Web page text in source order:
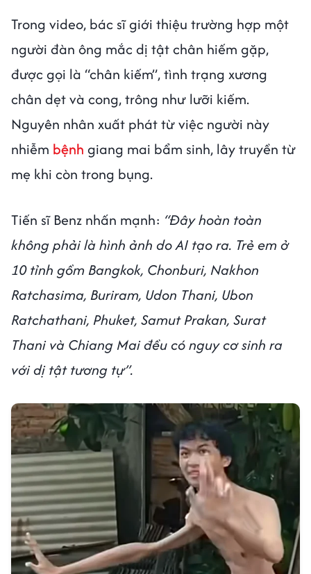
Trong video, bác sĩ giới thiệu trường hợp một
người đàn ông mắc dị tật chân hiếm gặp,
được gọi là “chân kiếm”, tình trạng xương
chân dẹt và cong, trông như lưỡi kiếm.
Nguyên nhân xuất phát từ việc người này
nhiễm bệnh giang mai bẩm sinh, lây truyền từ
mẹ khi còn trong bụng.
Tiến sĩ Benz nhấn mạnh: “Đây hoàn toàn
không phải là hình ảnh do AI tạo ra. Trẻ em ở
10 tỉnh gồm Bangkok, Chonburi, Nakhon
Ratchasima, Buriram, Udon Thani, Ubon
Ratchathani, Phuket, Samut Prakan, Surat
Thani và Chiang Mai đều có nguy cơ sinh ra
với dị tật tương tự”.